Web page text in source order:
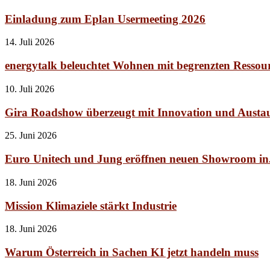
Einladung zum Eplan Usermeeting 2026
14. Juli 2026
energytalk beleuchtet Wohnen mit begrenzten
10. Juli 2026
Gira Roadshow überzeugt mit Innovation und
25. Juni 2026
Euro Unitech und Jung eröffnen neuen Showroom
18. Juni 2026
Mission Klimaziele stärkt Industrie
18. Juni 2026
Warum Österreich in Sachen KI jetzt handeln muss